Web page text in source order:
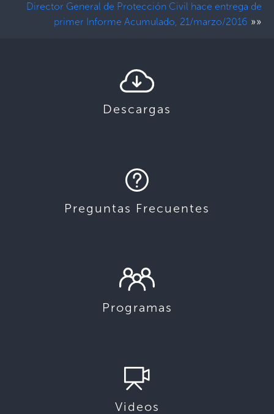
Director General de Protección Civil hace entrega de
primer Informe Acumulado, 21/marzo/2016 »»
Descargas
Preguntas Frecuentes
Programas
Videos